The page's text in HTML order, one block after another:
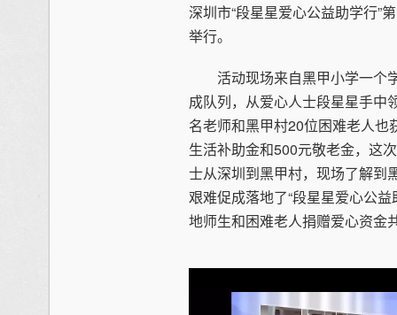
深圳市“段星星爱心公益助学行”
举行。
活动现场来自黑甲小学一个
成队列，从爱心人士段星星手中
名老师和黑甲村20位困难老人
生活补助金和500元敬老金，这
士从深圳到黑甲村，现场了解到
艰难促成落地了“段星星爱心公
地师生和困难老人捐赠爱心资金